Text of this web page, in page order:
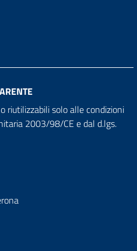
riutilizzabili solo alle condizioni
2003/98/CE e dal d.lgs.